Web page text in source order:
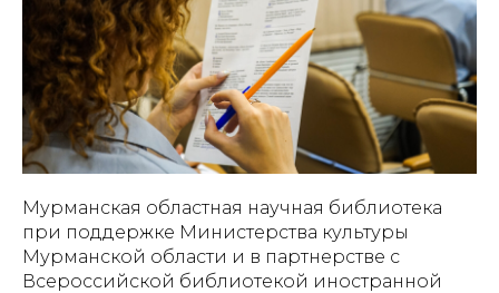
Мурманская областная научная библиотека
при поддержке Министерства культуры
Мурманской области и в партнерстве с
Всероссийской библиотекой иностранной